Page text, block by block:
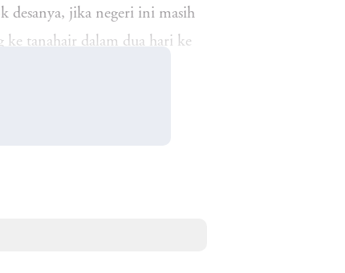
desanya, jika negeri ini masih
tanahair dalam dua hari ke
pun seakan enggan